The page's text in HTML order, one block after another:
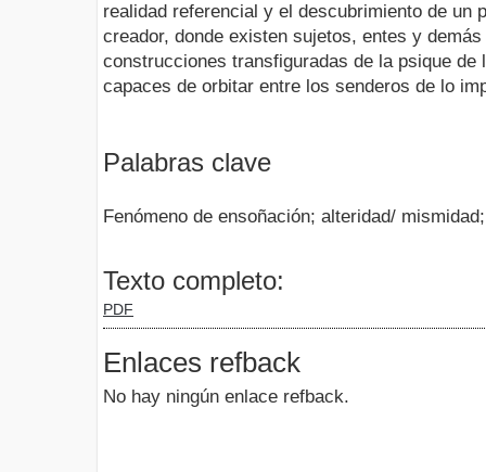
realidad referencial y el descubrimiento de un
creador, donde existen sujetos, entes y
construcciones transfiguradas de la psique de
capaces de orbitar entre los senderos de lo
Palabras clave
Fenómeno de ensoñación; alteridad/
Texto completo:
PDF
Enlaces refback
No hay ningún enlace refback.